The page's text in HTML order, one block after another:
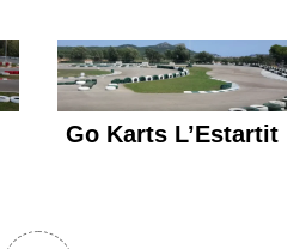
Go Karts L’Estartit